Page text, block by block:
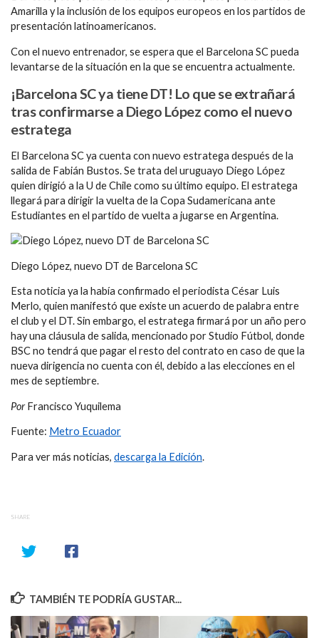
Amarilla y la inclusión de los equipos europeos en los partidos de
presentación latinoamericanos.
Con el nuevo entrenador, se espera que el Barcelona SC pueda
levantarse de la situación en la que se encuentra actualmente.
¡Barcelona SC ya tiene DT! Lo que se extrañará
tras confirmarse a Diego López como el nuevo
estratega
El Barcelona SC ya cuenta con nuevo estratega después de la
salida de Fabián Bustos. Se trata del uruguayo Diego López
quien dirigió a la U de Chile como su último equipo. El estratega
llegará para dirigir la vuelta de la Copa Sudamericana ante
Estudiantes en el partido de vuelta a jugarse en Argentina.
Diego López, nuevo DT de Barcelona SC
Esta noticia ya la había confirmado el periodista César Luis
Merlo, quien manifestó que existe un acuerdo de palabra entre
el club y el DT. Sin embargo, el estratega firmará por un año pero
hay una cláusula de salida, mencionado por Studio Fútbol, donde
BSC no tendrá que pagar el resto del contrato en caso de que la
nueva dirigencia no cuenta con él, debido a las elecciones en el
mes de septiembre.
PorFrancisco Yuquilema
Fuente: Metro Ecuador
Para ver más noticias, descarga la Edición.
SHARE
TAMBIÉN TE PODRÍA GUSTAR...